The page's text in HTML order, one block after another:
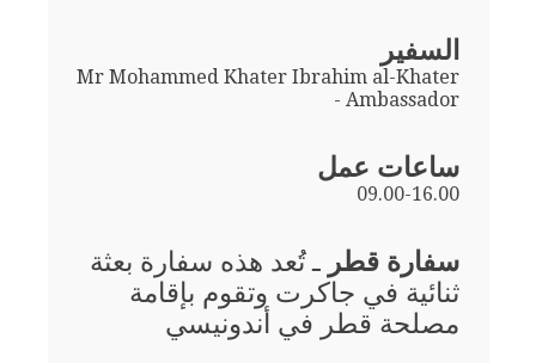
السفير
Mr Mohammed Khater Ibrahim al-Khater
- Ambassador
ساعات عمل
09.00-16.00
سفارة قطر ـ تُعد هذه سفارة بعثة
ثنائية في جاكرت وتقوم بإقامة
مصلحة قطر في أندونيسي